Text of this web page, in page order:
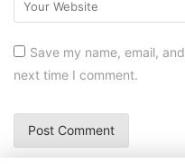
Save my name, email,
next time I comment.